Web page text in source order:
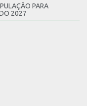
PARA
2027